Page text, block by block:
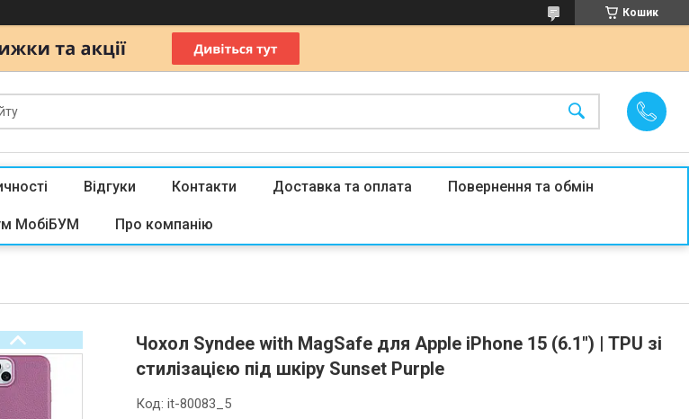
Кошик
Відгуки Контакти Доставка та оплата Повернення та обмін
МобіБУМ Про компанію
Чохол Syndee with MagSafe для Apple iPhone 15 (6.1") | TPU зі
стилізацією під шкіру Sunset Purple
Код:it-80083_5